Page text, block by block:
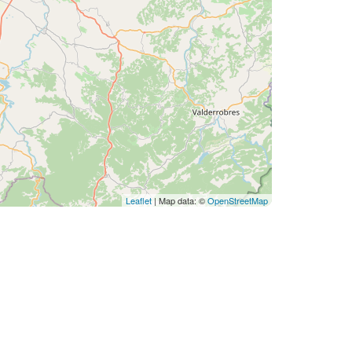
Leaflet | Map data: ©OpenStreetMap